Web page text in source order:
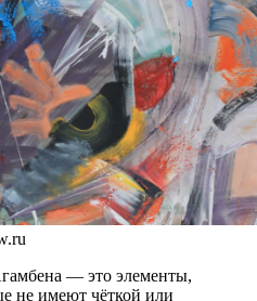
— это элементы,
не имеют чёткой или